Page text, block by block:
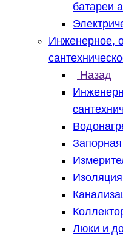
батареи
Инженерное,
Назад
Люки и